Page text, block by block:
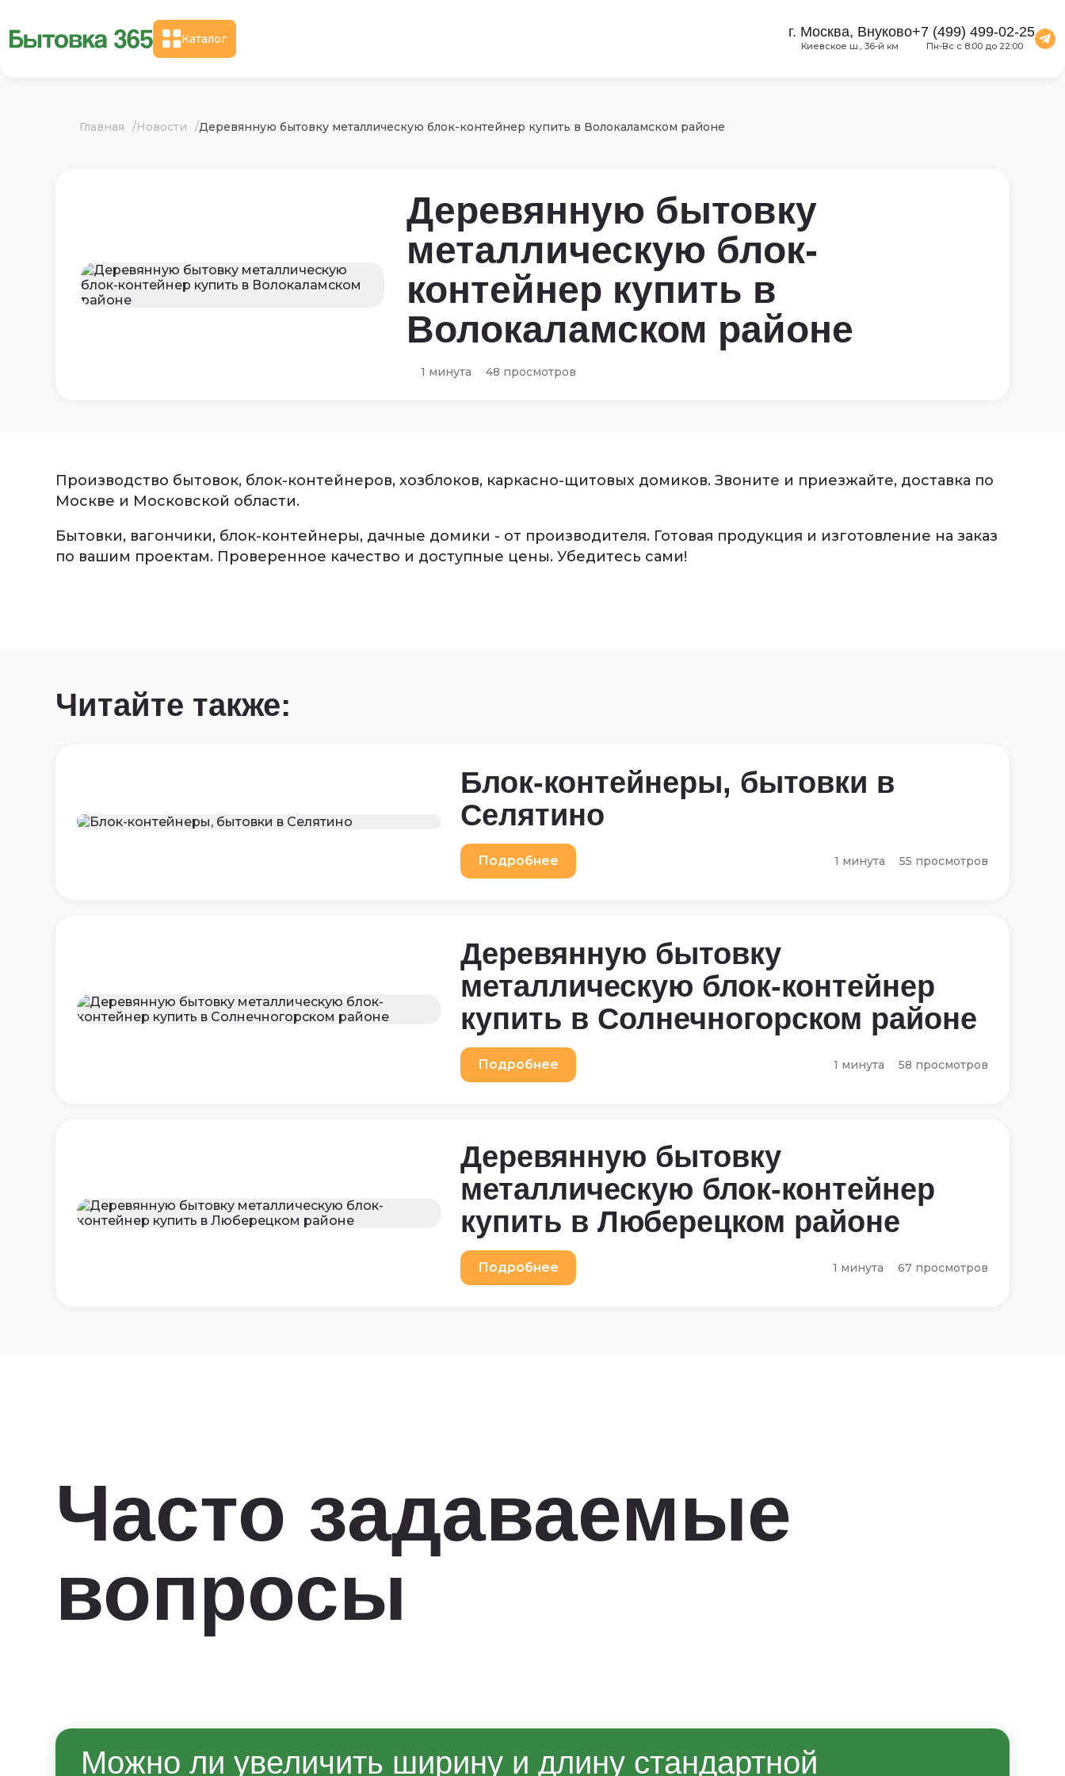
Каталог г. Москва, Внуково
Киевское ш., 36-й км
+7 (499) 499-02-25
Пн-Вс с 8:00 до 22:00
Главная Новости Деревянную бытовку металлическую блок-контейнер купить в Волокаламском районе
Деревянную бытовку
металлическую блок-
контейнер купить в
Волокаламском районе
1 минута 48 просмотров
Производство бытовок, блок-контейнеров, хозблоков, каркасно-щитовых домиков. Звоните и приезжайте, доставка по
Москве и Московской области.
Бытовки, вагончики, блок-контейнеры, дачные домики - от производителя. Готовая продукция и изготовление на заказ
по вашим проектам. Проверенное качество и доступные цены. Убедитесь сами!
Читайте также:
Блок-контейнеры, бытовки в
Селятино
Подробнее 1 минута 55 просмотров
Деревянную бытовку
металлическую блок-контейнер
купить в Солнечногорском районе
Подробнее 1 минута 58 просмотров
Деревянную бытовку
металлическую блок-контейнер
купить в Люберецком районе
Подробнее 1 минута 67 просмотров
Часто задаваемые
вопросы
Можно ли увеличить ширину и длину стандартной